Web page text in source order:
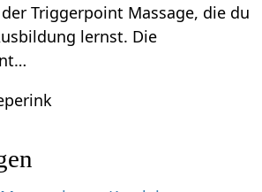
Triggerpoint Massage, die du
lernst. Die